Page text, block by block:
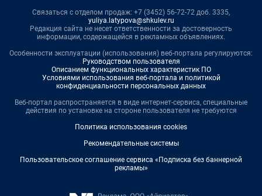
Связаться с отделом продаж: +7 (3452) 56-72-72 доб. 3335,
yuliya.latypova@shkulev.ru
Редакция сайта не несет ответственности за достоверность
информации, содержащейся в рекламных объявлениях.
Особенности эксплуатации (использования) веб-портала регулируются:
Руководством пользователя
Описанием функциональных характеристик ПО
Условиями использования веб-портала и политикой
конфиденциальности персональных данных
Веб-портал распространяется в виде интернет-сервиса, специальные
действия по установке на стороне пользователя не требуются
Политика использования cookies
Рекомендательные системы
Пользовательское соглашение сервиса «Подписка без баннерной
рекламы»